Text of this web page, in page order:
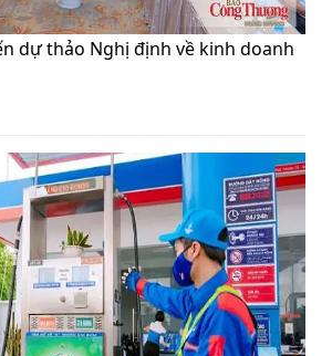
dự thảo Nghị định về kinh doanh